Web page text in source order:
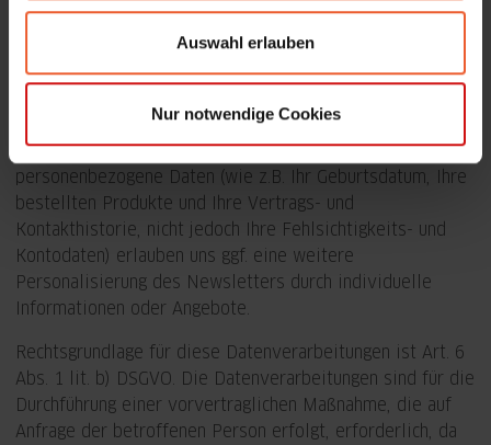
Auswahl erlauben
Nur notwendige Cookies
Dokumentation Ihrer Einwilligung in den Erhalt des
Newsletters. Mit der Angabe Ihrer Anrede und Ihres Vor-
und Nachnamens ermöglichen Sie uns eine persönliche
Interessen sowie ggf. zusätzliche im Rahmen der
Kundenbeziehung mit Ihnen gespeicherte
personenbezogene Daten (wie z.B. Ihr Geburtsdatum, Ihre
bestellten Produkte und Ihre Vertrags- und
Kontakthistorie, nicht jedoch Ihre Fehlsichtigkeits- und
Kontodaten) erlauben uns ggf. eine weitere
Personalisierung des Newsletters durch individuelle
Informationen oder Angebote.
Rechtsgrundlage für diese Datenverarbeitungen ist Art. 6
Abs. 1 lit. b) DSGVO. Die Datenverarbeitungen sind für die
Durchführung einer vorvertraglichen Maßnahme, die auf
Anfrage der betroffenen Person erfolgt, erforderlich, da